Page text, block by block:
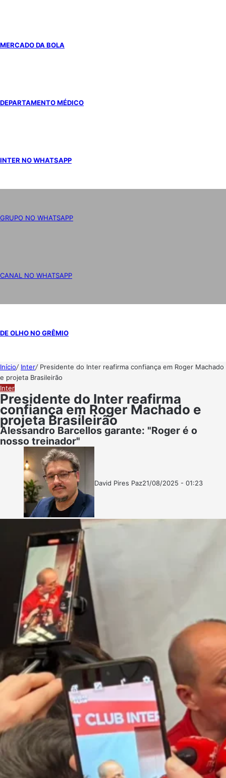
MERCADO DA BOLA
DEPARTAMENTO MÉDICO
INTER NO WHATSAPP
GRUPO NO WHATSAPP
CANAL NO WHATSAPP
DE OLHO NO GRÊMIO
Início/ Inter/ Presidente do Inter reafirma confiança em Roger Machado
e projeta Brasileirão
Inter
Presidente do Inter reafirma
confiança em Roger Machado e
projeta Brasileirão
Alessandro Barcellos garante: "Roger é o
nosso treinador"
David Pires PazFollow
Mande
21/08/2025 - 01:23